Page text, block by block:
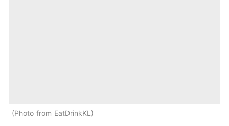
Photo from EatDrinkKL